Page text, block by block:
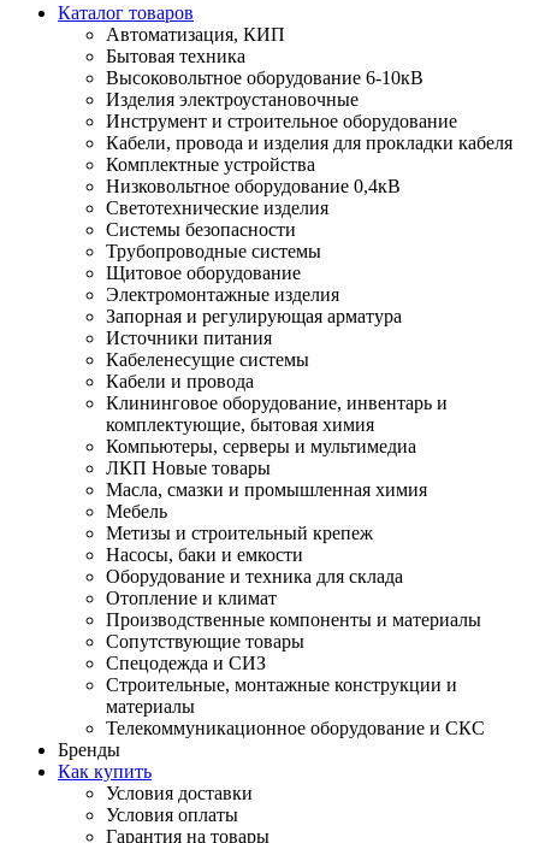
Каталог товаров
Автоматизация, КИП
Бытовая техника
Высоковольтное оборудование 6-10кВ
Изделия электроустановочные
Инструмент и строительное оборудование
Кабели, провода и изделия для прокладки кабеля
Комплектные устройства
Низковольтное оборудование 0,4кВ
Светотехнические изделия
Системы безопасности
Трубопроводные системы
Щитовое оборудование
Электромонтажные изделия
Запорная и регулирующая арматура
Источники питания
Кабеленесущие системы
Кабели и провода
Клининговое оборудование, инвентарь и
комплектующие, бытовая химия
Компьютеры, серверы и мультимедиа
ЛКП Новые товары
Масла, смазки и промышленная химия
Мебель
Метизы и строительный крепеж
Насосы, баки и емкости
Оборудование и техника для склада
Отопление и климат
Производственные компоненты и материалы
Сопутствующие товары
Спецодежда и СИЗ
Строительные, монтажные конструкции и
материалы
Телекоммуникационное оборудование и СКС
Бренды
Как купить
Условия доставки
Условия оплаты
Гарантия на товары